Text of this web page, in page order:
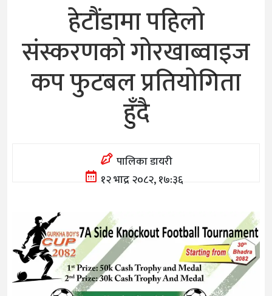
हेटौंडामा पहिलो
संस्करणको गोरखाब्वाइज
कप फुटबल प्रतियोगिता
हुँदै
पालिका डायरी
१२ भाद्र २०८२, १७:३६